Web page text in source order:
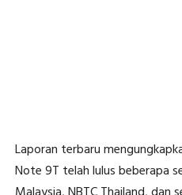
Laporan terbaru
Note 9T telah lulus beberapa